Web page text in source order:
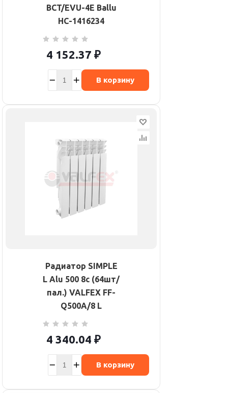
BCT/EVU-4E Ballu
НС-1416234
4 152.37 ₽
В корзину
Радиатор SIMPLE
L Alu 500 8с (64шт/
пал.) VALFEX FF-
Q500A/8 L
4 340.04 ₽
В корзину